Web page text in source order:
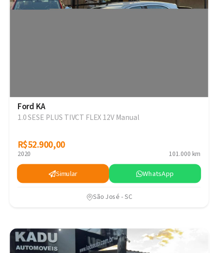
Ford KA
1.0 SESE PLUS TIVCT FLEX 12V Manual
R$52.900,00
R$52.900,00
2020 101.000 km
Simular WhatsApp
São José - SC